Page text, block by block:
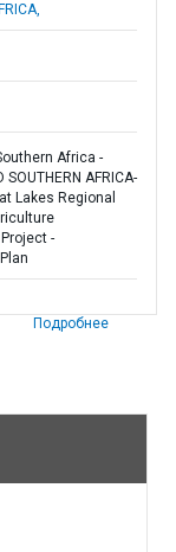
Africa -
SOUTHERN AFRICA-
Lakes Regional
-
Подробнее